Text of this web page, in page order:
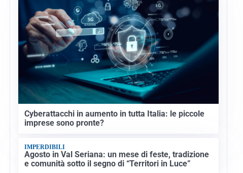
Cyberattacchi in aumento in tutta Italia: le piccole
imprese sono pronte?
IMPERDIBILI
Agosto in Val Seriana: un mese di feste, tradizione
e comunità sotto il segno di “Territori in Luce”